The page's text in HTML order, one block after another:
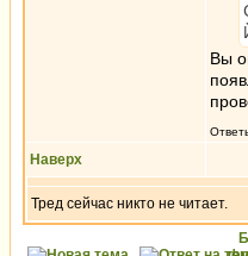
Вы
Наверх
Тред сейчас никто не читает.